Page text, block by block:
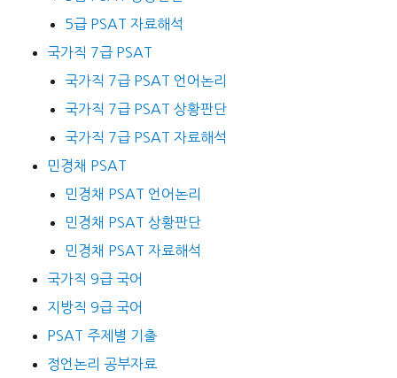
5급 PSAT 자료해석
국가직 7급 PSAT
국가직 7급 PSAT 언어논리
국가직 7급 PSAT 상황판단
국가직 7급 PSAT 자료해석
민경채 PSAT
민경채 PSAT 언어논리
민경채 PSAT 상황판단
민경채 PSAT 자료해석
국가직 9급 국어
지방직 9급 국어
PSAT 주제별 기출
정언논리 공부자료